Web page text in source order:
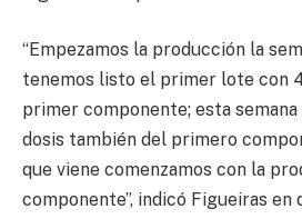
“Empezamos la producción la
tenemos listo el primer lote con
primer componente; esta
dosis también del primero
que viene comenzamos con la
componente”, indicó Figueiras en